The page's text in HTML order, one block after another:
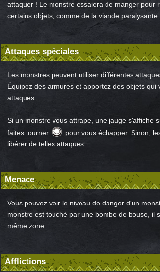
attaquer ! Le monstre essaiera de manger pour
certains objets, comme de la viande paralysante
Attaques spéciales
Les monstres peuvent utiliser différentes
Équipez des armures et apportez des objets
attaques.
Si un monstre vous attrape, une jauge s'affiche
faites tourner
pour vous échapper. Sinon,
libérer de telles attaques.
Menace
Vous pouvez voir le niveau de danger d'un
monstre est touché par une bombe de bouse, il
même zone.
Afflictions